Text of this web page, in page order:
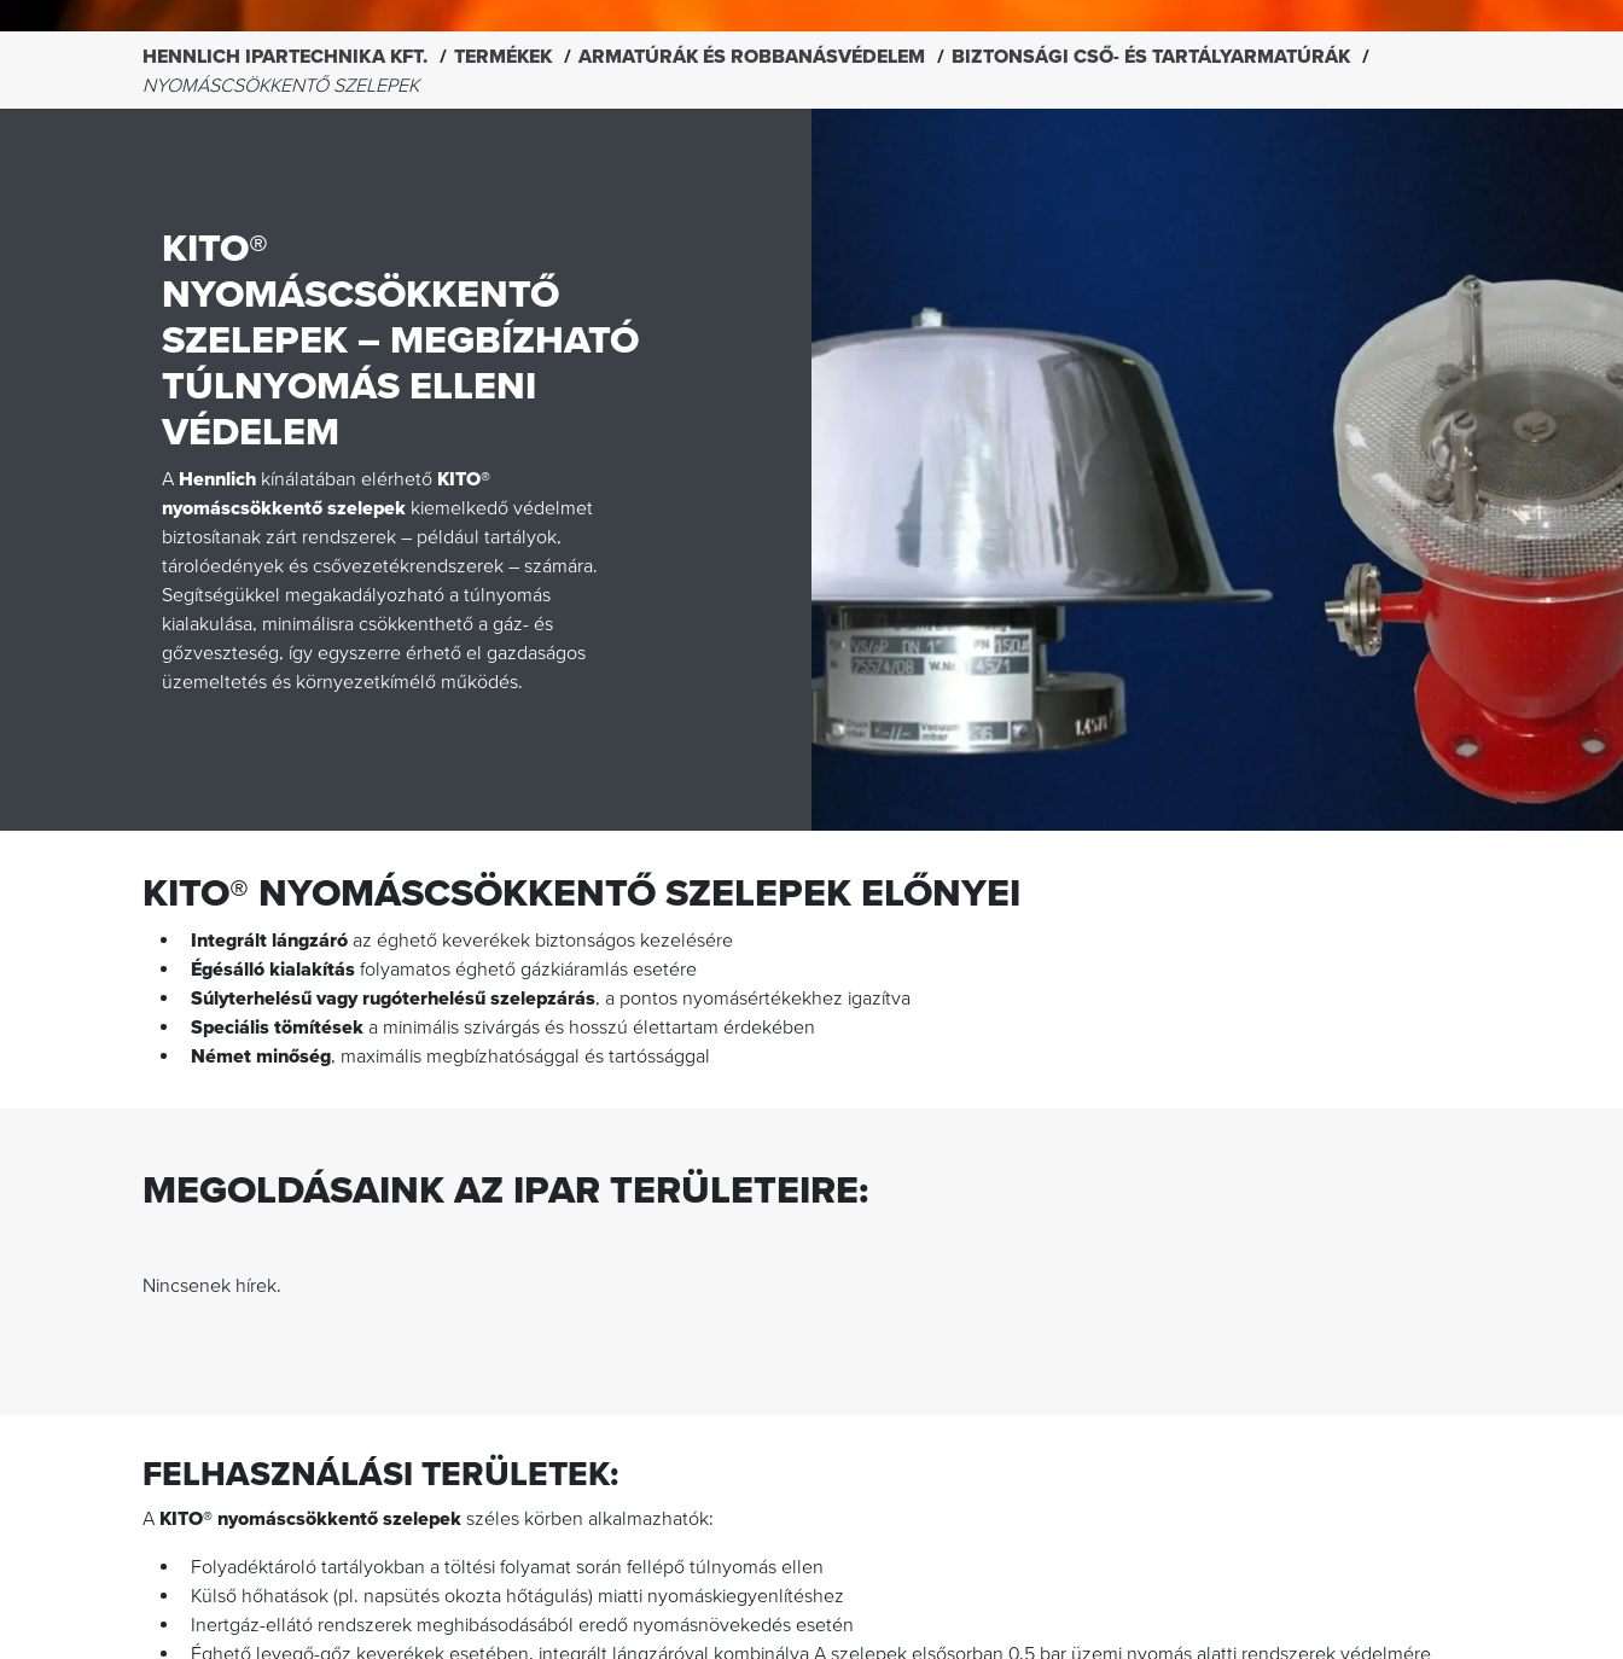
HENNLICH IPARTECHNIKA KFT. TERMÉKEK ARMATÚRÁK ÉS ROBBANÁSVÉDELEM
BIZTONSÁGI CSŐ- ÉS TARTÁLYARMATÚRÁK
NYOMÁSCSÖKKENTŐ SZELEPEK
KITO®
NYOMÁSCSÖKKENTŐ
SZELEPEK – MEGBÍZHATÓ
TÚLNYOMÁS ELLENI
VÉDELEM
A Hennlich kínálatában elérhető KITO®
nyomáscsökkentő szelepek kiemelkedő védelmet
biztosítanak zárt rendszerek – például tartályok,
tárolóedények és csővezetékrendszerek – számára.
Segítségükkel megakadályozható a túlnyomás
kialakulása, minimálisra csökkenthető a gáz- és
gőzveszteség, így egyszerre érhető el gazdaságos
üzemeltetés és környezetkímélő működés.
KITO® NYOMÁSCSÖKKENTŐ SZELEPEK ELŐNYEI
Integrált lángzáró az éghető keverékek biztonságos kezelésére
Égésálló kialakítás folyamatos éghető gázkiáramlás esetére
Súlyterhelésű vagy rugóterhelésű szelepzárás, a pontos nyomásértékekhez igazítva
Speciális tömítések a minimális szivárgás és hosszú élettartam érdekében
Német minőség, maximális megbízhatósággal és tartóssággal
MEGOLDÁSAINK AZ IPAR TERÜLETEIRE:
Nincsenek hírek.
FELHASZNÁLÁSI TERÜLETEK:
A KITO® nyomáscsökkentő szelepek széles körben alkalmazhatók:
Folyadéktároló tartályokban a töltési folyamat során fellépő túlnyomás ellen
Külső hőhatások (pl. napsütés okozta hőtágulás) miatti nyomáskiegyenlítéshez
Inertgáz-ellátó rendszerek meghibásodásából eredő nyomásnövekedés esetén
Éghető levegő-gőz keverékek esetében, integrált lángzáróval kombinálva A szelepek elsősorban 0,5 bar üzemi nyomás alatti rendszerek védelmére